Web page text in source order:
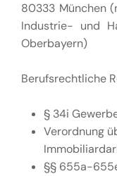
80333 München
Industrie- und
Oberbayern)
Berufsrechtliche
§ 34i
Verordnung
§§ 655a-